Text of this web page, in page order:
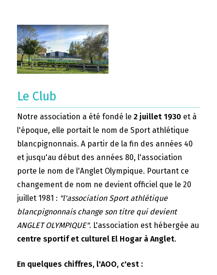
Le Club
Notre association a été fondé le 2 juillet 1930 et à
l'époque, elle portait le nom de Sport athlétique
blancpignonnais. A partir de la fin des années 40
et jusqu'au début des années 80, l'association
porte le nom de l'Anglet Olympique. Pourtant ce
changement de nom ne devient officiel que le 20
juillet 1981 : "l'association Sport athlétique
blancpignonnais change son titre qui devient
ANGLET OLYMPIQUE". L'association est hébergée au
centre sportif et culturel El Hogar à Anglet.
En quelques chiffres, l'AOO, c'est :